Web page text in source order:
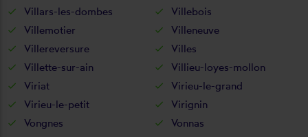
Villars-les-dombes
Villebois
Villemotier
Villeneuve
Villereversure
Villes
Villette-sur-ain
Villieu-loyes-mollon
Viriat
Virieu-le-grand
Virieu-le-petit
Virignin
Vongnes
Vonnas